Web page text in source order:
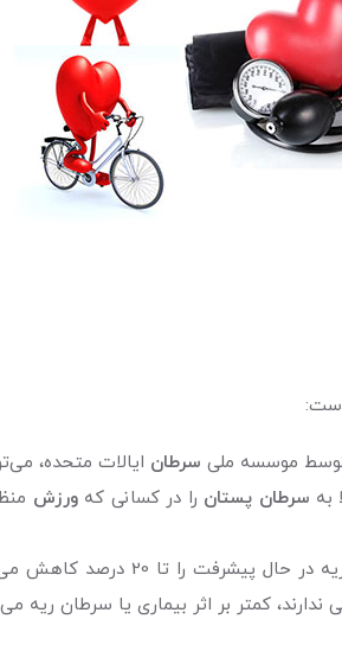
سرطان ایالات متحده،
سرطان پستان را در کسانی کهورزش
به گزارش انجمن ریه ایالات
کمتر بر اثر بیماری یا سرطان ریه